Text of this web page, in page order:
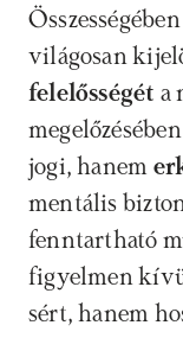
világosan
felelősségét a
jogi, hanem
mentális
fenntartható
figyelmen
sért, hanem